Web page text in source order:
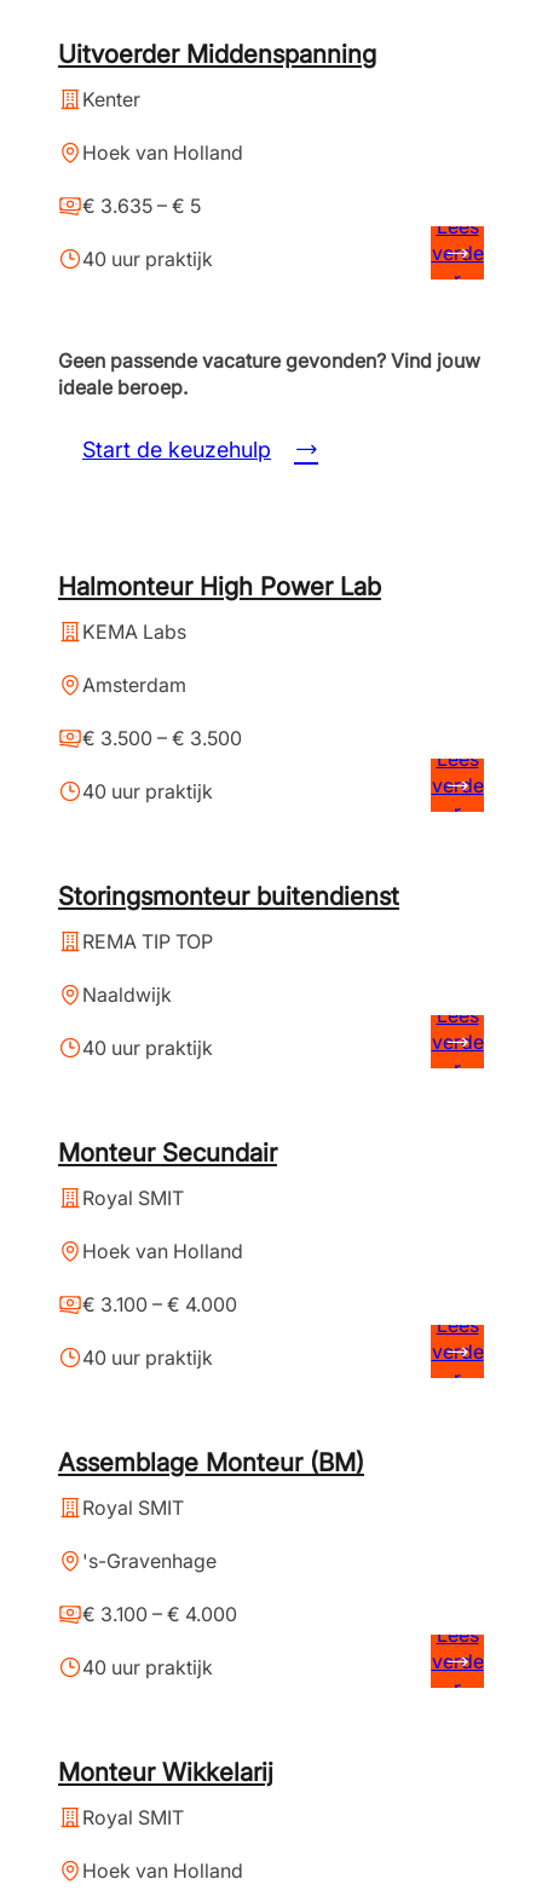
Uitvoerder Middenspanning
Kenter
Hoek van Holland
€ 3.635 – € 5
40 uur praktijk
Lees
verde
r
Geen passende vacature gevonden? Vind jouw
ideale beroep.
Start de keuzehulp
Halmonteur High Power Lab
KEMA Labs
Amsterdam
€ 3.500 – € 3.500
40 uur praktijk
Lees
verde
r
Storingsmonteur buitendienst
REMA TIP TOP
Naaldwijk
40 uur praktijk
Lees
verde
r
Monteur Secundair
Royal SMIT
Hoek van Holland
€ 3.100 – € 4.000
40 uur praktijk
Lees
verde
r
Assemblage Monteur (BM)
Royal SMIT
's-Gravenhage
€ 3.100 – € 4.000
40 uur praktijk
Lees
verde
r
Monteur Wikkelarij
Royal SMIT
Hoek van Holland